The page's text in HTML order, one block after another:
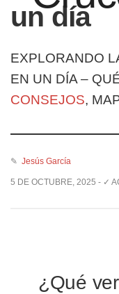
un día
EXPLORANDO
EN UN DÍA –
CONSEJOS,
✎ Jesús García
5 DE OCTUBRE, 2025 - ✓
¿Qué